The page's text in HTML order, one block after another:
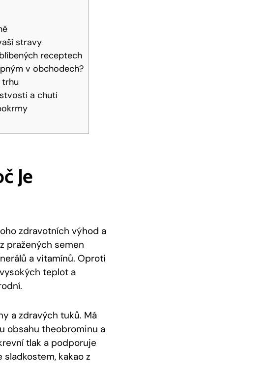
stravy
receptech
v ​obchodech?
trhu
a chuti
Je
zdravotních‌ výhod a
pražených semen
a vitamínů. ‍Oproti
teplot a
a zdravých tuků. Má
‌obsahu theobrominu‌ a
tlak a podporuje
kakao z